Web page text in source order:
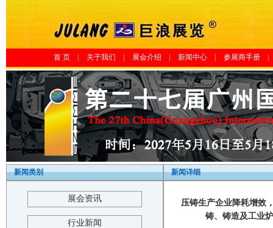
首 页 关于我们 展会介绍 新闻中心 参展商手册|
新闻类别
展会资讯
行业新闻
新闻详细
压铸生产企业降耗增效
铸、铸造及工业